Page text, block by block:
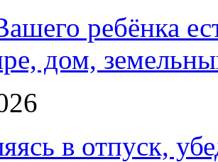
ребёнка
дом,
в отпуск,